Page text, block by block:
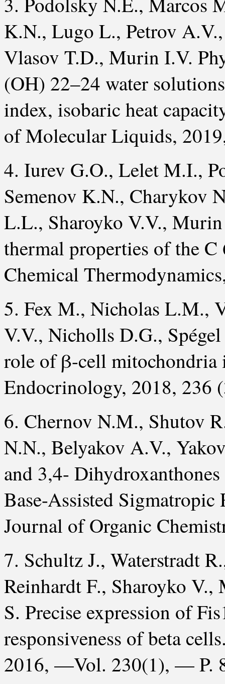
K.N., Lugo L., Petrov
Vlasov T.D., Murin I.V.
(OH) 22–24 water
index, isobaric heat
of Molecular Liquids,
4. Iurev G.O., Lelet M.I.,
Semenov K.N., Charykov
L.L., Sharoyko V.V.,
thermal properties of the
Chemical
5. Fex M., Nicholas L.M.,
V.V., Nicholls D.G.,
role of β-cell mitochondria
Endocrinology, 2018, 236
6. Chernov N.M., Shutov
N.N., Belyakov A.V.,
and 3,4-
Base-Assisted Sigmatropic
Journal of Organic
7. Schultz J., Waterstradt
Reinhardt F., Sharoyko
S. Precise expression of
responsiveness of beta
2016, —Vol. 230(1), — P.